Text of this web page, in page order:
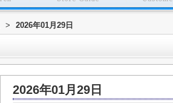
> 2026年01月29日
2026年01月29日